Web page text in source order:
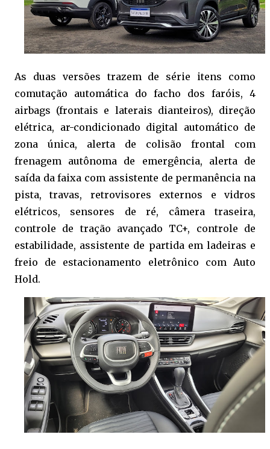
As duas versões trazem de série itens como
comutação automática do facho dos faróis, 4
airbags (frontais e laterais dianteiros), direção
elétrica, ar-condicionado digital automático de
zona única, alerta de colisão frontal com
frenagem autônoma de emergência, alerta de
saída da faixa com assistente de permanência na
pista, travas, retrovisores externos e vidros
elétricos, sensores de ré, câmera traseira,
controle de tração avançado TC+, controle de
estabilidade, assistente de partida em ladeiras e
freio de estacionamento eletrônico com Auto
Hold.